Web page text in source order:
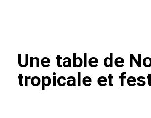
Une table de
tropicale et